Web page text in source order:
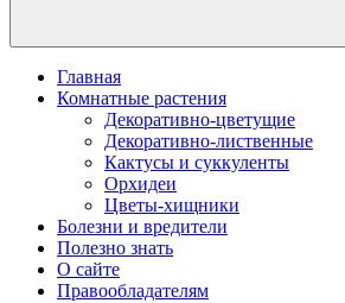
Главная
Комнатные растения
Декоративно-цветущие
Декоративно-лиственные
Кактусы и суккуленты
Орхидеи
Цветы-хищники
Болезни и вредители
Полезно знать
О сайте
Правообладателям